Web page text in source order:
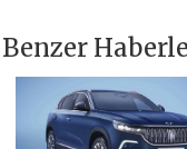
Benzer